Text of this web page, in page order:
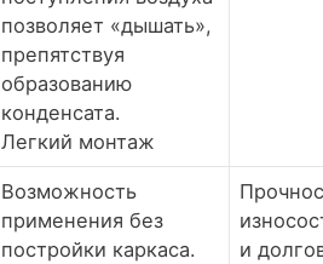
позволяет «дышать»,
препятствуя
образованию
конденсата.
Легкий монтаж
Возможность
применения без
постройки каркаса.
и